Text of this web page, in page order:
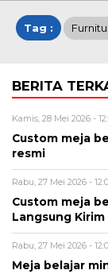
Tag :
BERITA
Kamis, 28 Mei 2026 -
Custom meja
resmi
Rabu, 27 Mei 2026 -
Custom meja
Langsung Kirim
Rabu, 27 Mei 2026 -
Meja belajar